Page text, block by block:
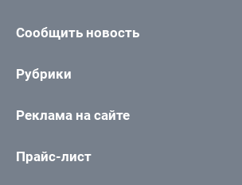
Сообщить новость
Рубрики
Реклама на сайте
Прайс-лист